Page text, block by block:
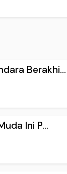
Berakhi...
Ini P...